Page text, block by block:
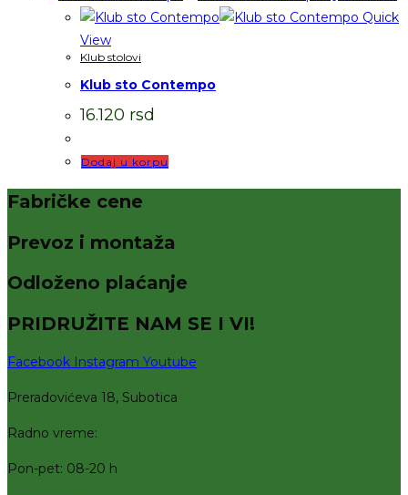
Quick
View
Klub stolovi
Klub sto Contempo
16.120 rsd
Dodaj u korpu
Fabričke cene
Prevoz i montaža
Odloženo plaćanje
PRIDRUŽITE NAM SE I VI!
Facebook Instagram Youtube
Preradovićeva 18, Subotica
Radno vreme:
Pon-pet: 08-20 h